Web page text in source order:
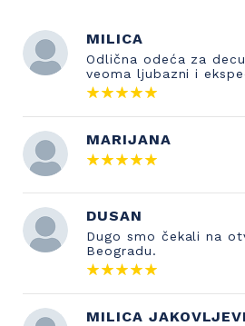
MILICA
Odlična odeća za
veoma ljubazni i
MARIJANA
DUSAN
Dugo smo čekali na
Beogradu.
MILICA